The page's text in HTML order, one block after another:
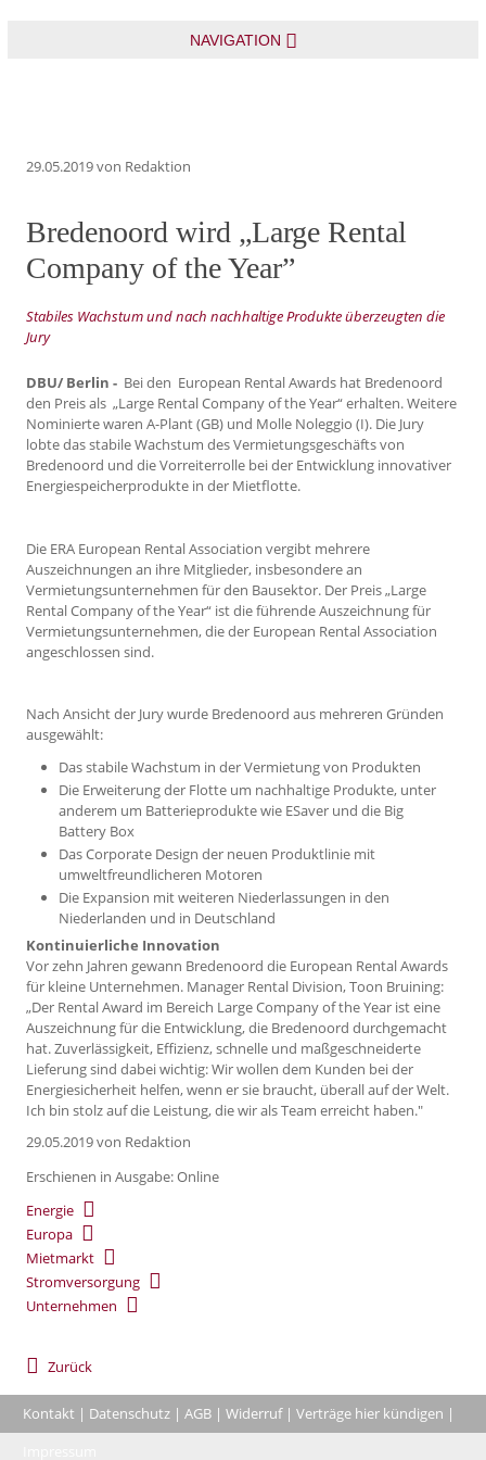
NAVIGATION
29.05.2019von Redaktion
Bredenoord wird „Large Rental
Company of the Year”
Stabiles Wachstum und nach nachhaltige Produkte überzeugten die
Jury
DBU/ Berlin - Bei den European Rental Awards hat Bredenoord
den Preis als „Large Rental Company of the Year“ erhalten. Weitere
Nominierte waren A-Plant (GB) und Molle Noleggio (I). Die Jury
lobte das stabile Wachstum des Vermietungsgeschäfts von
Bredenoord und die Vorreiterrolle bei der Entwicklung innovativer
Energiespeicherprodukte in der Mietflotte.
Die ERA European Rental Association vergibt mehrere
Auszeichnungen an ihre Mitglieder, insbesondere an
Vermietungsunternehmen für den Bausektor. Der Preis „Large
Rental Company of the Year“ ist die führende Auszeichnung für
Vermietungsunternehmen, die der European Rental Association
angeschlossen sind.
Nach Ansicht der Jury wurde Bredenoord aus mehreren Gründen
ausgewählt:
Das stabile Wachstum in der Vermietung von Produkten
Die Erweiterung der Flotte um nachhaltige Produkte, unter
anderem um Batterieprodukte wie ESaver und die Big
Battery Box
Das Corporate Design der neuen Produktlinie mit
umweltfreundlicheren Motoren
Die Expansion mit weiteren Niederlassungen in den
Niederlanden und in Deutschland
Kontinuierliche Innovation
Vor zehn Jahren gewann Bredenoord die European Rental Awards
für kleine Unternehmen. Manager Rental Division, Toon Bruining:
„Der Rental Award im Bereich Large Company of the Year ist eine
Auszeichnung für die Entwicklung, die Bredenoord durchgemacht
hat. Zuverlässigkeit, Effizienz, schnelle und maßgeschneiderte
Lieferung sind dabei wichtig: Wir wollen dem Kunden bei der
Energiesicherheit helfen, wenn er sie braucht, überall auf der Welt.
Ich bin stolz auf die Leistung, die wir als Team erreicht haben."
29.05.2019von Redaktion
Erschienen in Ausgabe: Online
Energie
Europa
Mietmarkt
Stromversorgung
Unternehmen
Zurück
Kontakt | Datenschutz | AGB | Widerruf| Verträge hier kündigen |